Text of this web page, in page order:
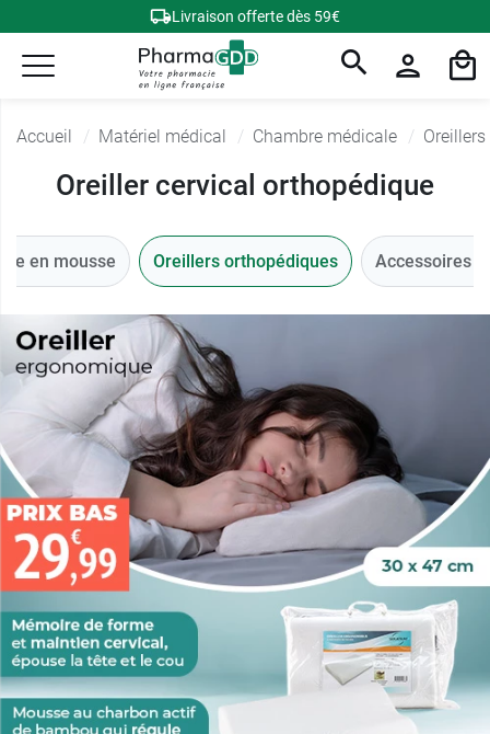
Livraison offerte dès 59€
Accueil Matériel médical Chambre médicale
Oreiller cervical orthopédique
en mousse Oreillers orthopédiques Accessoires